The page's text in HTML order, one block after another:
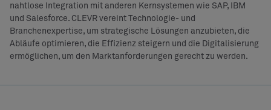
nahtlose Integration mit anderen Kernsystemen wie SAP, IBM
und Salesforce. CLEVR vereint Technologie- und
Branchenexpertise, um strategische Lösungen anzubieten, die
Abläufe optimieren, die Effizienz steigern und die Digitalisierung
ermöglichen, um den Marktanforderungen gerecht zu werden.